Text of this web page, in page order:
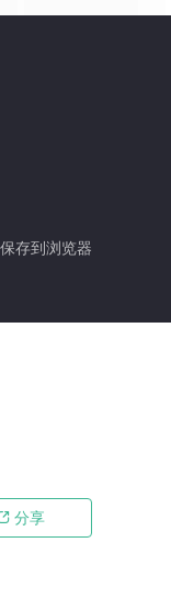
保存到浏览器
分享